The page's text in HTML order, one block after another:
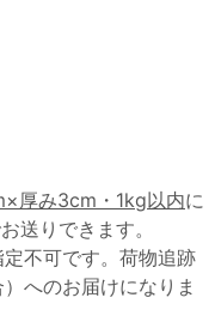
厚み3cm・1kg以内に
送りできます。
不可です。荷物追跡
へのお届けになりま